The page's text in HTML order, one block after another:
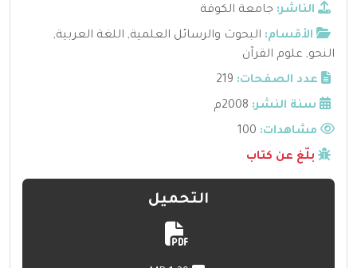
الناشر: جامعة الكوفة
الأقسام: البحوث والرسائل العلمية, اللغة العربية,
النحو, علوم القرآن
عدد الصفحات: 219
سنة النشر: 2008م
مشاهدات:
بلّغ عن كتاب
التحميل